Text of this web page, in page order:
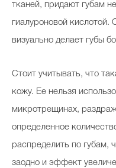
тканей, придают губам
гиалуроновой кислотой.
визуально делает губы
Стоит учитывать, что
кожу. Ее нельзя
микротрещинах,
определенное
распределить по губам,
заодно и эффект